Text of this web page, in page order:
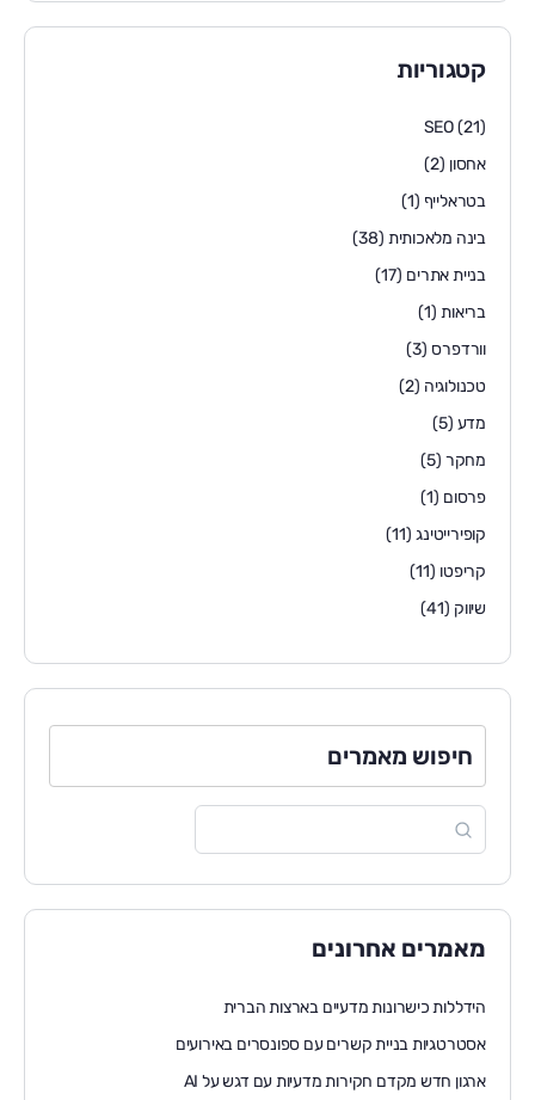
קטגוריות
SEO(21)
אחסון (2)
בטראלייף (1)
בינה מלאכותית (38)
בניית אתרים (17)
בריאות(1)
וורדפרס (3)
טכנולוגיה (2)
מדע (5)
מחקר (5)
פרסום (1)
קופירייטינג(11)
קריפטו (11)
שיווק (41)
חיפוש מאמרים
מאמרים אחרונים
הידללות כישרונות מדעיים בארצות הברית
אסטרטגיות בניית קשרים עם ספונסרים באירועים
ארגון חדש מקדם חקירות מדעיות עם דגש על AI